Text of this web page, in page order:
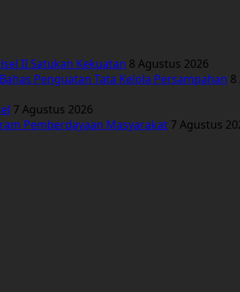
II Satukan Kekuatan 8 Agustus 2026
Penguatan Tata Kelola Persampahan 8
7 Agustus 2026
Pemberdayaan Masyarakat 7 Agustus